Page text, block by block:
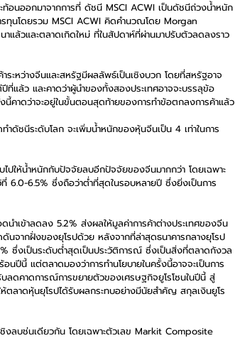
ท้อนออกมาจากการที่ ดัชนี MSCI ACWI เป็นดัชนีถ่วงน้ำหนัก
ทุนโดยรวม MSCI ACWI คิดคำนวณโดย Morgan
ล้วและตลาดเกิดใหม่ ที่ในสัปดาห์ที่ผ่านมาปรับตัวลดลงราว
ระหว่างจีนและสหรัฐมีผลลัพธ์เป็นเชิงบวก โดยที่สหรัฐอาจ
แล้ว และคาดว่าผู้นำของทั้งสองประเทศอาจจะบรรลุข้อ
คาดว่าจะอยู่ในขั้นตอนสุดท้ายของการทำข้อตกลงการค้าแล้ว
ชนีระดับโลก จะเพิ่มน้ำหนักของหุ้นจีนเป็น 4 เท่าในการ
ปให้น้ำหนักกับปัจจัยลบอีกปัจจัยของจีนมากกว่า โดยเฉพาะ
6.0-6.5% ซึ่งถือว่าต่ำที่สุดในรอบหลายปี ซึ่งยิ่งเป็นการ
ข้าลดลง 5.2% ส่งผลให้มูลค่าการค้าต่างประเทศของจีน
จากฝั่งของยุโรปด้วย หลังจากที่ล่าสุดธนาคารกลางยุโรป
ซึ่งเป็นระดับต่ำสุดเป็นประวัติการณ์ ซึ่งเป็นสิ่งที่ตลาดกังวล
ปีนี้ แต่ตลาดมองว่าการทำนโยบายในครั้งนี้อาจจะเป็นการ
ลดคาดการณ์การขยายตัวของเศรษฐกิจยูโรโซนในปีนี้ สู่
ตลาดหุ้นยุโรปได้รับผลกระทบอย่างมีนัยสำคัญ สกุลเงินยูโร
งลบช่นเดียวกัน โดยเฉพาะตัวเลข Markit Composite